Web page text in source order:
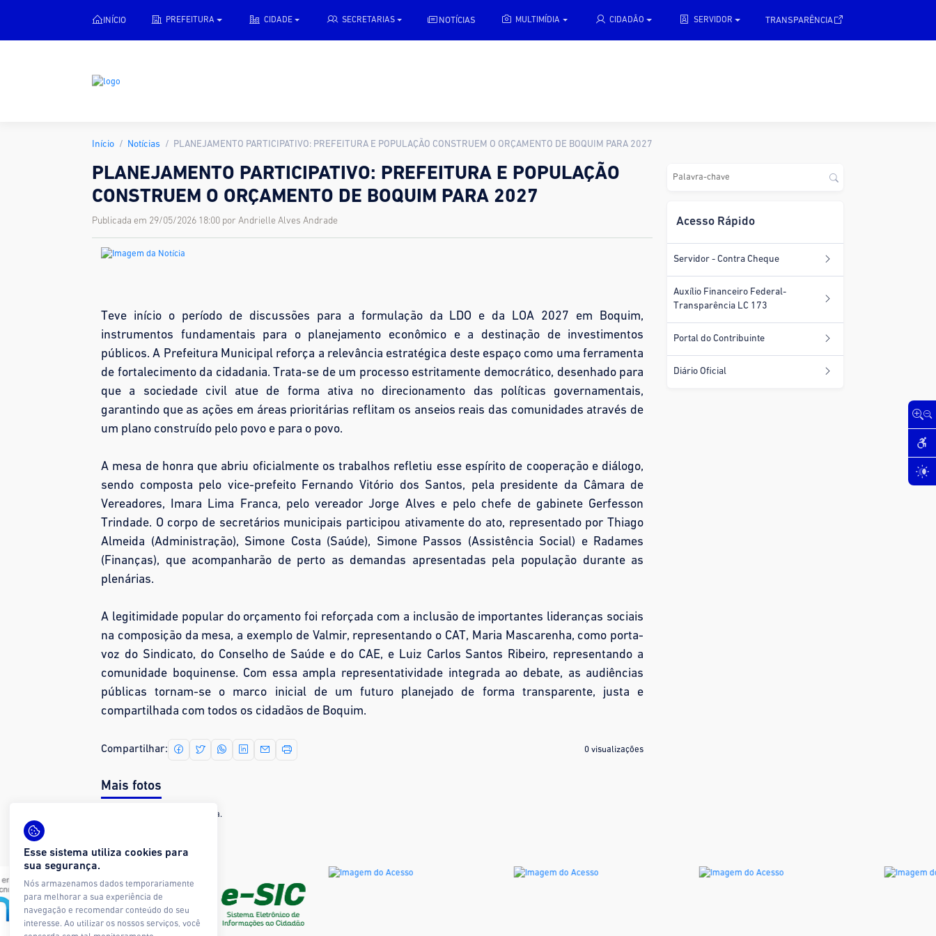
INÍCIO PREFEITURA CIDADE SECRETARIAS NOTÍCIAS MULTIMÍDIA CIDADÃO SERVIDOR TRANSPARÊNCIA
Início Notícias PLANEJAMENTO PARTICIPATIVO: PREFEITURA E POPULAÇÃO CONSTRUEM O ORÇAMENTO DE BOQUIM PARA 2027
PLANEJAMENTO PARTICIPATIVO: PREFEITURA E POPULAÇÃO
CONSTRUEM O ORÇAMENTO DE BOQUIM PARA 2027
Publicada em 29/05/2026 18:00 por Andrielle Alves Andrade
Teve início o período de discussões para a formulação da LDO e da LOA 2027 em Boquim,
instrumentos fundamentais para o planejamento econômico e a destinação de investimentos
públicos. A Prefeitura Municipal reforça a relevância estratégica deste espaço como uma ferramenta
de fortalecimento da cidadania. Trata-se de um processo estritamente democrático, desenhado para
que a sociedade civil atue de forma ativa no direcionamento das políticas governamentais,
garantindo que as ações em áreas prioritárias reflitam os anseios reais das comunidades através de
um plano construído pelo povo e para o povo.
A mesa de honra que abriu oficialmente os trabalhos refletiu esse espírito de cooperação e diálogo,
sendo composta pelo vice-prefeito Fernando Vitório dos Santos, pela presidente da Câmara de
Vereadores, Imara Lima Franca, pelo vereador Jorge Alves e pelo chefe de gabinete Gerfesson
Trindade. O corpo de secretários municipais participou ativamente do ato, representado por Thiago
Almeida (Administração), Simone Costa (Saúde), Simone Passos (Assistência Social) e Radames
(Finanças), que acompanharão de perto as demandas apresentadas pela população durante as
plenárias.
A legitimidade popular do orçamento foi reforçada com a inclusão de importantes lideranças sociais
na composição da mesa, a exemplo de Valmir, representando o CAT, Maria Mascarenha, como porta-
voz do Sindicato, do Conselho de Saúde e do CAE, e Luiz Carlos Santos Ribeiro, representando a
comunidade boquinense. Com essa ampla representatividade integrada ao debate, as audiências
públicas tornam-se o marco inicial de um futuro planejado de forma transparente, justa e
compartilhada com todos os cidadãos de Boquim.
Compartilhar: 0 visualizações
Mais fotos
Nenhuma imagem encontrada.
Acesso Rápido
Servidor - Contra Cheque
Auxílio Financeiro Federal-
Transparência LC 173
Portal do Contribuinte
Diário Oficial
Esse sistema utiliza cookies para
sua segurança.
Nós armazenamos dados temporariamente
para melhorar a sua experiência de
navegação e recomendar conteúdo do seu
interesse. Ao utilizar os nossos serviços, você